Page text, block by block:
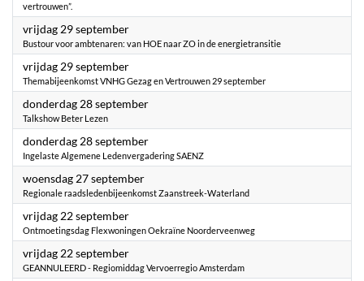
vertrouwen”.
vrijdag 29 september2023
Bustour voor ambtenaren: van HOE naar ZO in de energietransitie
vrijdag 29 september2023
Themabijeenkomst VNHG Gezag en Vertrouwen 29 september
donderdag 28 september2023
Talkshow Beter Lezen
donderdag 28 september2023
Ingelaste Algemene Ledenvergadering SAENZ
woensdag 27 september2023
Regionale raadsledenbijeenkomst Zaanstreek-Waterland
vrijdag 22 september2023
Ontmoetingsdag Flexwoningen Oekraïne Noorderveenweg
vrijdag 22 september2023
GEANNULEERD - Regiomiddag Vervoerregio Amsterdam